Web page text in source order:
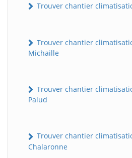
Trouver chantier
Trouver chantier
Michaille
Trouver chantier
Palud
Trouver chantier
Chalaronne